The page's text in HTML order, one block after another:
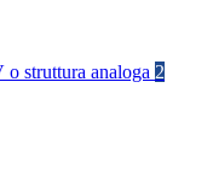
struttura analoga 2